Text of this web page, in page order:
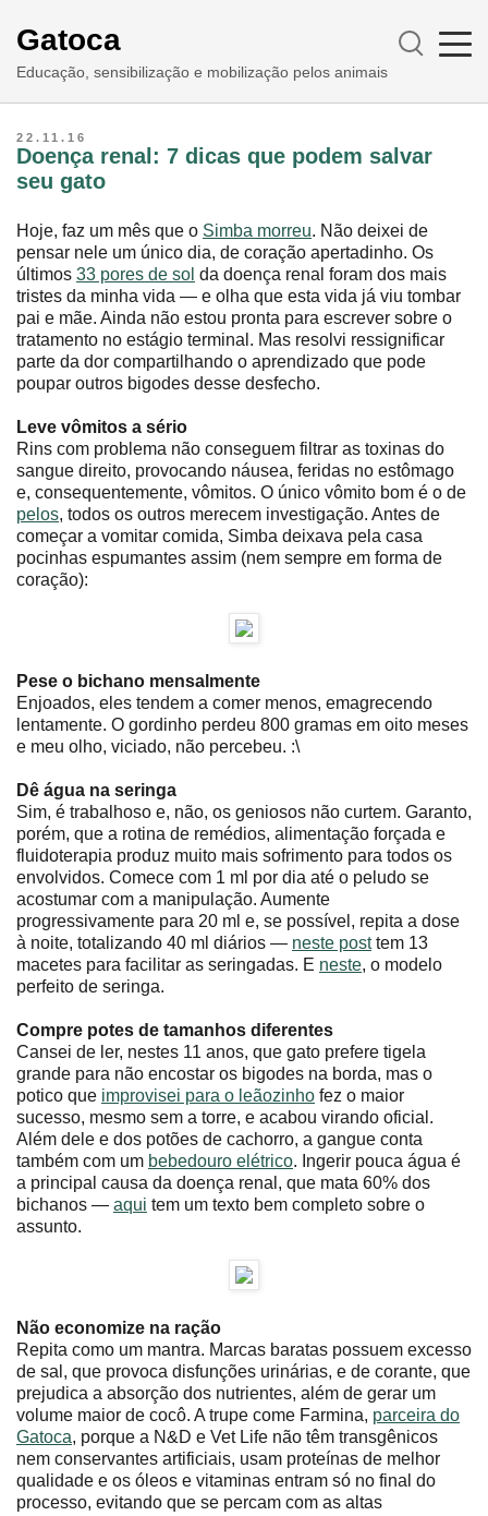
Gatoca
Educação, sensibilização e mobilização pelos animais
22.11.16
Doença renal: 7 dicas que podem salvar
seu gato
Hoje, faz um mês que o Simba morreu. Não deixei de
pensar nele um único dia, de coração apertadinho. Os
últimos 33 pores de sol da doença renal foram dos mais
tristes da minha vida ― e olha que esta vida já viu tombar
pai e mãe. Ainda não estou pronta para escrever sobre o
tratamento no estágio terminal. Mas resolvi ressignificar
parte da dor compartilhando o aprendizado que pode
poupar outros bigodes desse desfecho.
Leve vômitos a sério
Rins com problema não conseguem filtrar as toxinas do
sangue direito, provocando náusea, feridas no estômago
e, consequentemente, vômitos. O único vômito bom é o de
pelos, todos os outros merecem investigação. Antes de
começar a vomitar comida, Simba deixava pela casa
pocinhas espumantes assim (nem sempre em forma de
coração):
Pese o bichano mensalmente
Enjoados, eles tendem a comer menos, emagrecendo
lentamente. O gordinho perdeu 800 gramas em oito meses
e meu olho, viciado, não percebeu. :\
Dê água na seringa
Sim, é trabalhoso e, não, os geniosos não curtem. Garanto,
porém, que a rotina de remédios, alimentação forçada e
fluidoterapia produz muito mais sofrimento para todos os
envolvidos. Comece com 1 ml por dia até o peludo se
acostumar com a manipulação. Aumente
progressivamente para 20 ml e, se possível, repita a dose
à noite, totalizando 40 ml diários ― neste posttem 13
macetes para facilitar as seringadas. E neste, o modelo
perfeito de seringa.
Compre potes de tamanhos diferentes
Cansei de ler, nestes 11 anos, que gato prefere tigela
grande para não encostar os bigodes na borda, mas o
potico que improvisei para o leãozinho fez o maior
sucesso, mesmo sem a torre, e acabou virando oficial.
Além dele e dos potões de cachorro, a gangue conta
também com um bebedouro elétrico. Ingerir pouca água é
a principal causa da doença renal, que mata 60% dos
bichanos ― aqui tem um texto bem completo sobre o
assunto.
Não economize na ração
Repita como um mantra. Marcas baratas possuem excesso
de sal, que provoca disfunções urinárias, e de corante, que
prejudica a absorção dos nutrientes, além de gerar um
volume maior de cocô. A trupe come Farmina, parceira do
Gatoca, porque a N&D e Vet Life não têm transgênicos
nem conservantes artificiais, usam proteínas de melhor
qualidade e os óleos e vitaminas entram só no final do
processo, evitando que se percam com as altas